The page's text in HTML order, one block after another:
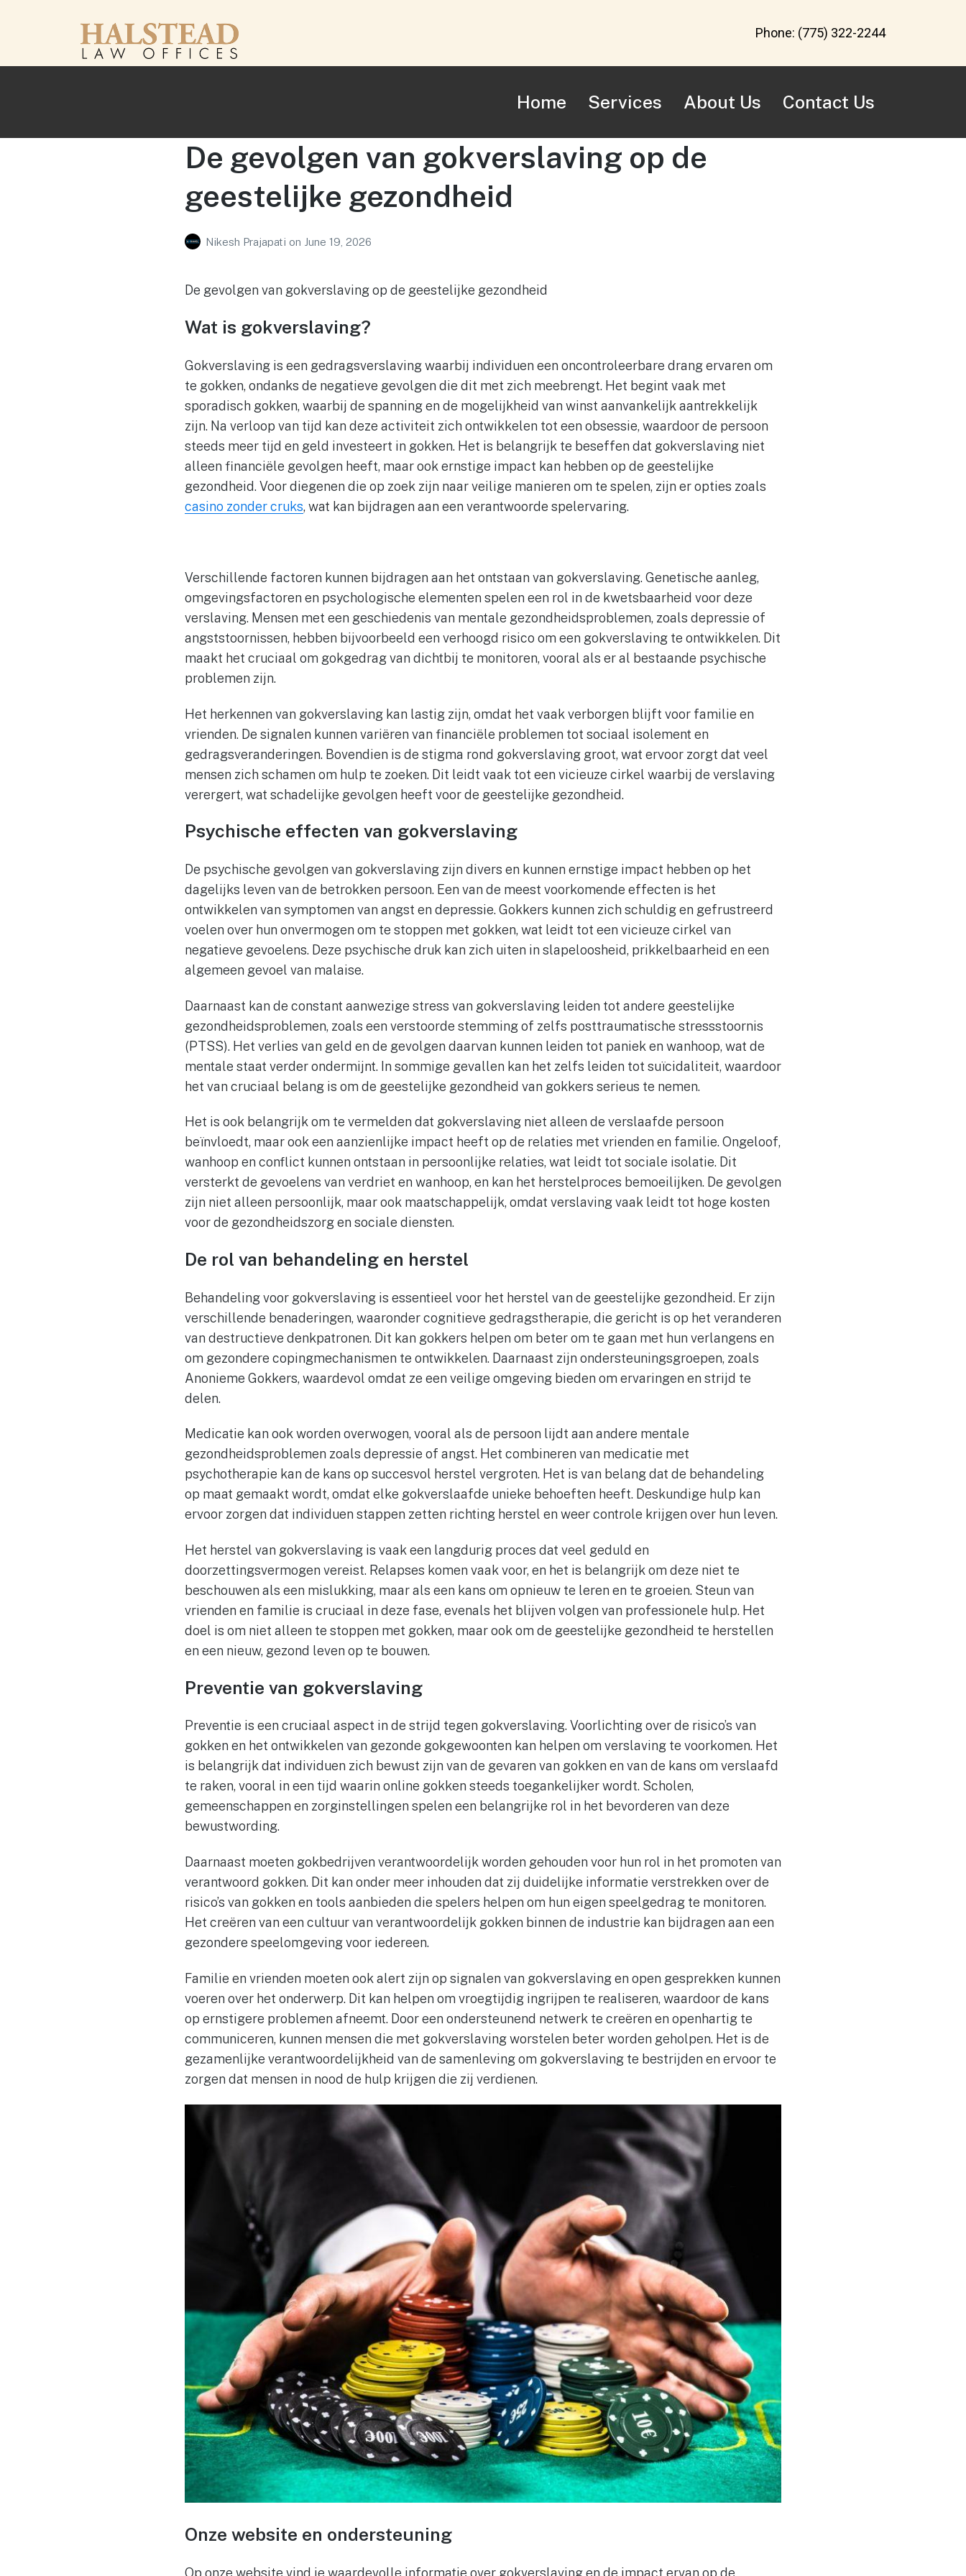
Phone: (775) 322-2244
Home Services About Us Contact Us
De gevolgen van gokverslaving op de
geestelijke gezondheid
Nikesh Prajapati on June 19, 2026
De gevolgen van gokverslaving op de geestelijke gezondheid
Wat is gokverslaving?
Gokverslaving is een gedragsverslaving waarbij individuen een oncontroleerbare drang ervaren om
te gokken, ondanks de negatieve gevolgen die dit met zich meebrengt. Het begint vaak met
sporadisch gokken, waarbij de spanning en de mogelijkheid van winst aanvankelijk aantrekkelijk
zijn. Na verloop van tijd kan deze activiteit zich ontwikkelen tot een obsessie, waardoor de persoon
steeds meer tijd en geld investeert in gokken. Het is belangrijk te beseffen dat gokverslaving niet
alleen financiële gevolgen heeft, maar ook ernstige impact kan hebben op de geestelijke
gezondheid. Voor diegenen die op zoek zijn naar veilige manieren om te spelen, zijn er opties zoals
casino zonder cruks, wat kan bijdragen aan een verantwoorde spelervaring.
Verschillende factoren kunnen bijdragen aan het ontstaan van gokverslaving. Genetische aanleg,
omgevingsfactoren en psychologische elementen spelen een rol in de kwetsbaarheid voor deze
verslaving. Mensen met een geschiedenis van mentale gezondheidsproblemen, zoals depressie of
angststoornissen, hebben bijvoorbeeld een verhoogd risico om een gokverslaving te ontwikkelen. Dit
maakt het cruciaal om gokgedrag van dichtbij te monitoren, vooral als er al bestaande psychische
problemen zijn.
Het herkennen van gokverslaving kan lastig zijn, omdat het vaak verborgen blijft voor familie en
vrienden. De signalen kunnen variëren van financiële problemen tot sociaal isolement en
gedragsveranderingen. Bovendien is de stigma rond gokverslaving groot, wat ervoor zorgt dat veel
mensen zich schamen om hulp te zoeken. Dit leidt vaak tot een vicieuze cirkel waarbij de verslaving
verergert, wat schadelijke gevolgen heeft voor de geestelijke gezondheid.
Psychische effecten van gokverslaving
De psychische gevolgen van gokverslaving zijn divers en kunnen ernstige impact hebben op het
dagelijks leven van de betrokken persoon. Een van de meest voorkomende effecten is het
ontwikkelen van symptomen van angst en depressie. Gokkers kunnen zich schuldig en gefrustreerd
voelen over hun onvermogen om te stoppen met gokken, wat leidt tot een vicieuze cirkel van
negatieve gevoelens. Deze psychische druk kan zich uiten in slapeloosheid, prikkelbaarheid en een
algemeen gevoel van malaise.
Daarnaast kan de constant aanwezige stress van gokverslaving leiden tot andere geestelijke
gezondheidsproblemen, zoals een verstoorde stemming of zelfs posttraumatische stressstoornis
(PTSS). Het verlies van geld en de gevolgen daarvan kunnen leiden tot paniek en wanhoop, wat de
mentale staat verder ondermijnt. In sommige gevallen kan het zelfs leiden tot suïcidaliteit, waardoor
het van cruciaal belang is om de geestelijke gezondheid van gokkers serieus te nemen.
Het is ook belangrijk om te vermelden dat gokverslaving niet alleen de verslaafde persoon
beïnvloedt, maar ook een aanzienlijke impact heeft op de relaties met vrienden en familie. Ongeloof,
wanhoop en conflict kunnen ontstaan in persoonlijke relaties, wat leidt tot sociale isolatie. Dit
versterkt de gevoelens van verdriet en wanhoop, en kan het herstelproces bemoeilijken. De gevolgen
zijn niet alleen persoonlijk, maar ook maatschappelijk, omdat verslaving vaak leidt tot hoge kosten
voor de gezondheidszorg en sociale diensten.
De rol van behandeling en herstel
Behandeling voor gokverslaving is essentieel voor het herstel van de geestelijke gezondheid. Er zijn
verschillende benaderingen, waaronder cognitieve gedragstherapie, die gericht is op het veranderen
van destructieve denkpatronen. Dit kan gokkers helpen om beter om te gaan met hun verlangens en
om gezondere copingmechanismen te ontwikkelen. Daarnaast zijn ondersteuningsgroepen, zoals
Anonieme Gokkers, waardevol omdat ze een veilige omgeving bieden om ervaringen en strijd te
delen.
Medicatie kan ook worden overwogen, vooral als de persoon lijdt aan andere mentale
gezondheidsproblemen zoals depressie of angst. Het combineren van medicatie met
psychotherapie kan de kans op succesvol herstel vergroten. Het is van belang dat de behandeling
op maat gemaakt wordt, omdat elke gokverslaafde unieke behoeften heeft. Deskundige hulp kan
ervoor zorgen dat individuen stappen zetten richting herstel en weer controle krijgen over hun leven.
Het herstel van gokverslaving is vaak een langdurig proces dat veel geduld en
doorzettingsvermogen vereist. Relapses komen vaak voor, en het is belangrijk om deze niet te
beschouwen als een mislukking, maar als een kans om opnieuw te leren en te groeien. Steun van
vrienden en familie is cruciaal in deze fase, evenals het blijven volgen van professionele hulp. Het
doel is om niet alleen te stoppen met gokken, maar ook om de geestelijke gezondheid te herstellen
en een nieuw, gezond leven op te bouwen.
Preventie van gokverslaving
Preventie is een cruciaal aspect in de strijd tegen gokverslaving. Voorlichting over de risico’s van
gokken en het ontwikkelen van gezonde gokgewoonten kan helpen om verslaving te voorkomen. Het
is belangrijk dat individuen zich bewust zijn van de gevaren van gokken en van de kans om verslaafd
te raken, vooral in een tijd waarin online gokken steeds toegankelijker wordt. Scholen,
gemeenschappen en zorginstellingen spelen een belangrijke rol in het bevorderen van deze
bewustwording.
Daarnaast moeten gokbedrijven verantwoordelijk worden gehouden voor hun rol in het promoten van
verantwoord gokken. Dit kan onder meer inhouden dat zij duidelijke informatie verstrekken over de
risico’s van gokken en tools aanbieden die spelers helpen om hun eigen speelgedrag te monitoren.
Het creëren van een cultuur van verantwoordelijk gokken binnen de industrie kan bijdragen aan een
gezondere speelomgeving voor iedereen.
Familie en vrienden moeten ook alert zijn op signalen van gokverslaving en open gesprekken kunnen
voeren over het onderwerp. Dit kan helpen om vroegtijdig ingrijpen te realiseren, waardoor de kans
op ernstigere problemen afneemt. Door een ondersteunend netwerk te creëren en openhartig te
communiceren, kunnen mensen die met gokverslaving worstelen beter worden geholpen. Het is de
gezamenlijke verantwoordelijkheid van de samenleving om gokverslaving te bestrijden en ervoor te
zorgen dat mensen in nood de hulp krijgen die zij verdienen.
Onze website en ondersteuning
Op onze website vind je waardevolle informatie over gokverslaving en de impact ervan op de